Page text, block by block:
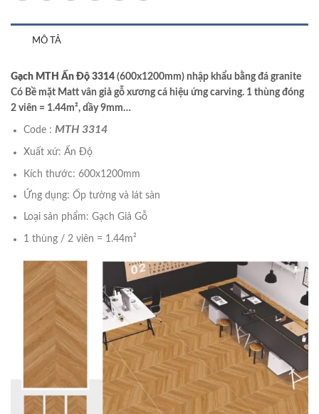
MÔ TẢ
Gạch MTH Ấn Độ 3314 (600x1200mm) nhập khẩu bằng đá granite
Có Bề mặt Matt vân giả gỗ xương cá hiệu ứng carving. 1 thùng đóng
2 viên = 1.44m², dầy 9mm…
Code :MTH 3314
Xuất xứ: Ấn Độ
Kích thước: 600x1200mm
Ứng dụng: Ốp tường và lát sàn
Loại sản phẩm: Gạch Giả Gỗ
1 thùng / 2 viên = 1.44m²